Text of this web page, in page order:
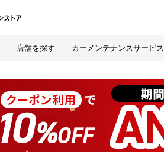
店舗を探す カー メンテナンスサービス